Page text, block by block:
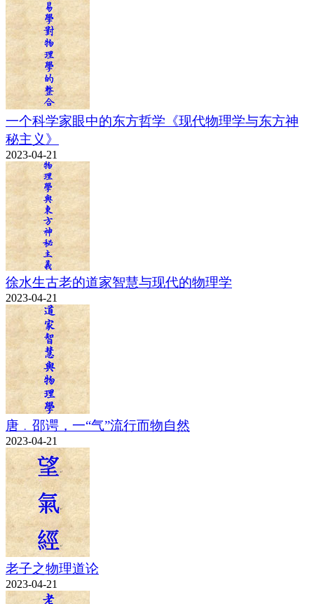
一个科学家眼中的东方哲学《现代物理学与东方神
秘主义》
2023-04-21
徐水生古老的道家智慧与现代的物理学
2023-04-21
唐﹒邵谔，一“气”流行而物自然
2023-04-21
老子之物理道论
2023-04-21